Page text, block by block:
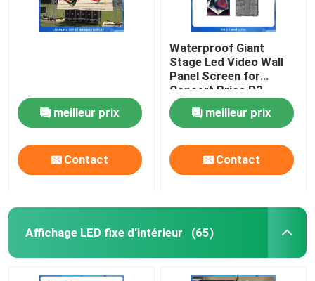
meilleur prix
Contact
Waterproof Giant
Stage Led Video Wall
Panel Screen for
Concert Price,P3
Rental Outdoor Led
Display Screen
Outdoor Led Screen
meilleur prix
Contact
Affichage LED fixe d'intérieur (65)